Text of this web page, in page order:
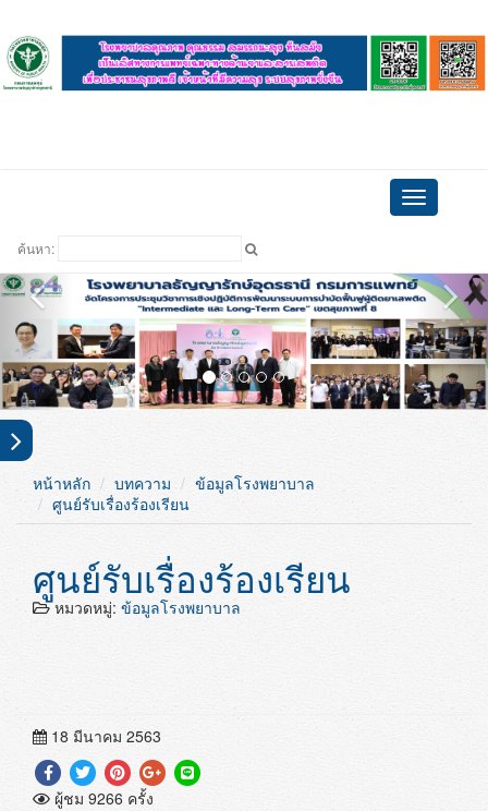
Toggle
navigation
ค้นหา:
หน้าหลัก บทความ
ข้อมูลโรงพยาบาล
ศูนย์รับเรื่องร้องเรียน
ศูนย์รับเรื่องร้องเรียน
หมวดหมู่: ข้อมูลโรงพยาบาล
18 มีนาคม 2563
ผู้ชม 9266 ครั้ง